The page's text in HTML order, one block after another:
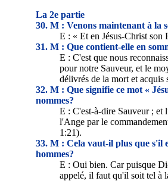
La 2e partie
30. M : Venons maintenant à la
E : « Et en Jésus-Christ son
31. M : Que contient-elle en
E : C'est que nous
pour notre Sauveur, et le
délivrés de la mort et acquis
32. M : Que signifie ce mot «
nommes?
E : C'est-à-dire Sauveur ; et
l'Ange par le
1:21).
33. M : Cela vaut-il plus que s'il
hommes?
E : Oui bien. Car puisque
appelé, il faut qu'il soit tel à